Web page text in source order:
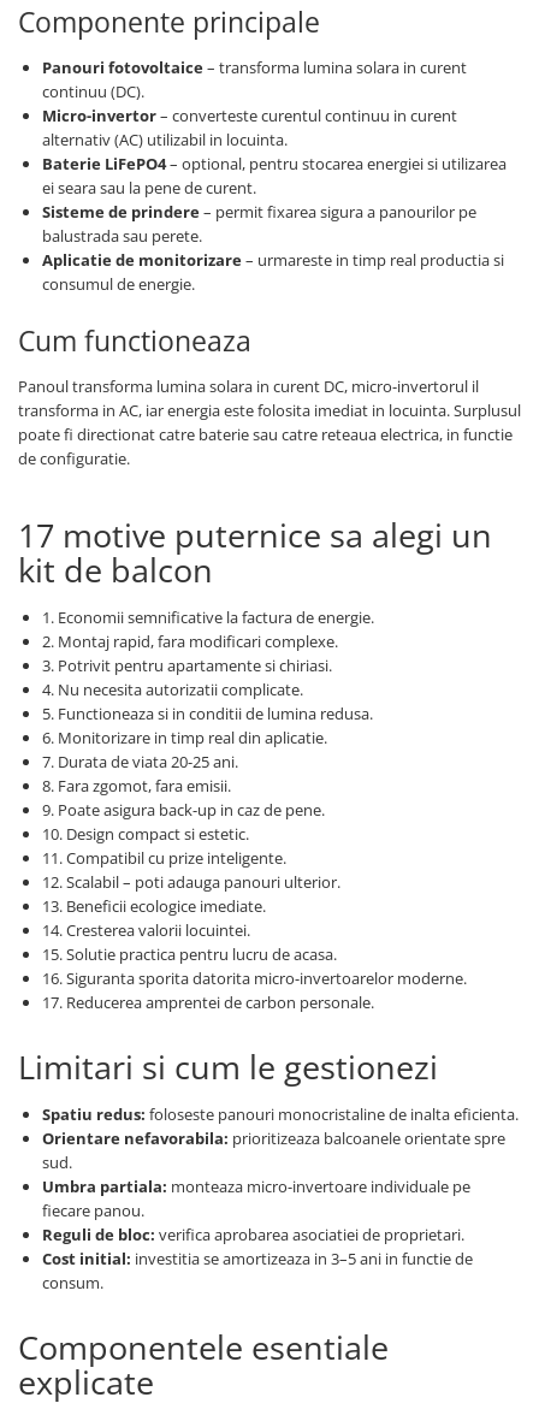
Componente principale
Panouri fotovoltaice– transforma lumina solara in curent
continuu (DC).
Micro-invertor– converteste curentul continuu in curent
alternativ (AC) utilizabil in locuinta.
Baterie LiFePO4– optional, pentru stocarea energiei si utilizarea
ei seara sau la pene de curent.
Sisteme de prindere– permit fixarea sigura a panourilor pe
balustrada sau perete.
Aplicatie de monitorizare– urmareste in timp real productia si
consumul de energie.
Cum functioneaza
Panoul transforma lumina solara in curent DC, micro-invertorul il
transforma in AC, iar energia este folosita imediat in locuinta. Surplusul
poate fi directionat catre baterie sau catre reteaua electrica, in functie
de configuratie.
17 motive puternice sa alegi un
kit de balcon
1. Economii semnificative la factura de energie.
2. Montaj rapid, fara modificari complexe.
3. Potrivit pentru apartamente si chiriasi.
4. Nu necesita autorizatii complicate.
5. Functioneaza si in conditii de lumina redusa.
6. Monitorizare in timp real din aplicatie.
7. Durata de viata 20-25 ani.
8. Fara zgomot, fara emisii.
9. Poate asigura back-up in caz de pene.
10. Design compact si estetic.
11. Compatibil cu prize inteligente.
12. Scalabil – poti adauga panouri ulterior.
13. Beneficii ecologice imediate.
14. Cresterea valorii locuintei.
15. Solutie practica pentru lucru de acasa.
16. Siguranta sporita datorita micro-invertoarelor moderne.
17. Reducerea amprentei de carbon personale.
Limitari si cum le gestionezi
Spatiu redus: foloseste panouri monocristaline de inalta eficienta.
Orientare nefavorabila: prioritizeaza balcoanele orientate spre
sud.
Umbra partiala: monteaza micro-invertoare individuale pe
fiecare panou.
Reguli de bloc: verifica aprobarea asociatiei de proprietari.
Cost initial: investitia se amortizeaza in 3–5 ani in functie de
consum.
Componentele esentiale
explicate